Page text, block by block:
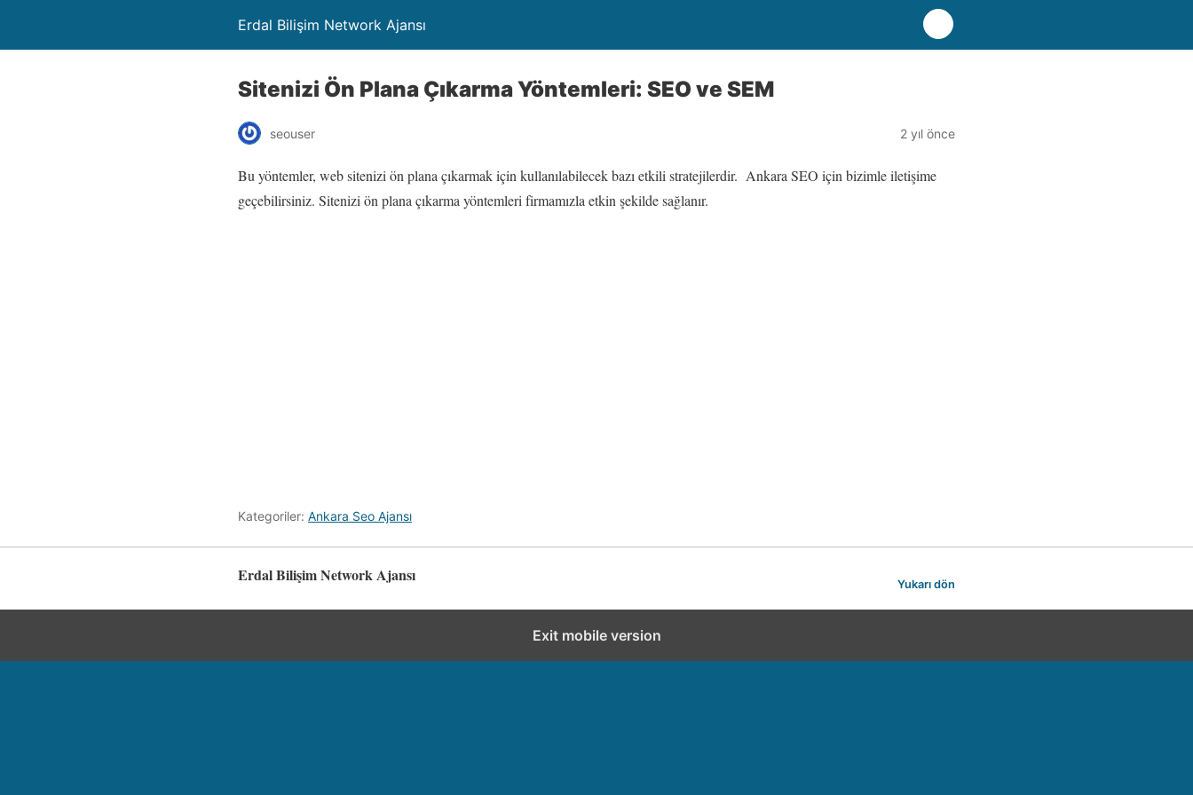
Erdal Bilişim Network Ajansı
Sitenizi Ön Plana Çıkarma Yöntemleri: SEO ve SEM
seouser 2 yıl önce
Bu yöntemler, web sitenizi ön plana çıkarmak için kullanılabilecek bazı etkili stratejilerdir. Ankara SEO için bizimle iletişime
geçebilirsiniz. Sitenizi ön plana çıkarma yöntemleri firmamızla etkin şekilde sağlanır.
Kategoriler: Ankara Seo Ajansı
Erdal Bilişim Network Ajansı Yukarı dön
Exit mobile version